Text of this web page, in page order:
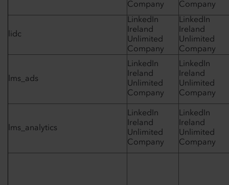
Company
Company
lidc
LinkedIn
Ireland
Unlimited
Company
LinkedIn
Ireland
Unlimited
Company
lms_ads
LinkedIn
Ireland
Unlimited
Company
LinkedIn
Ireland
Unlimited
Company
lms_analytics
LinkedIn
Ireland
Unlimited
Company
LinkedIn
Ireland
Unlimited
Company